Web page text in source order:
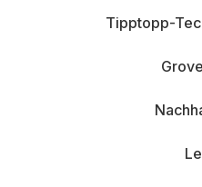
Tipptopp-